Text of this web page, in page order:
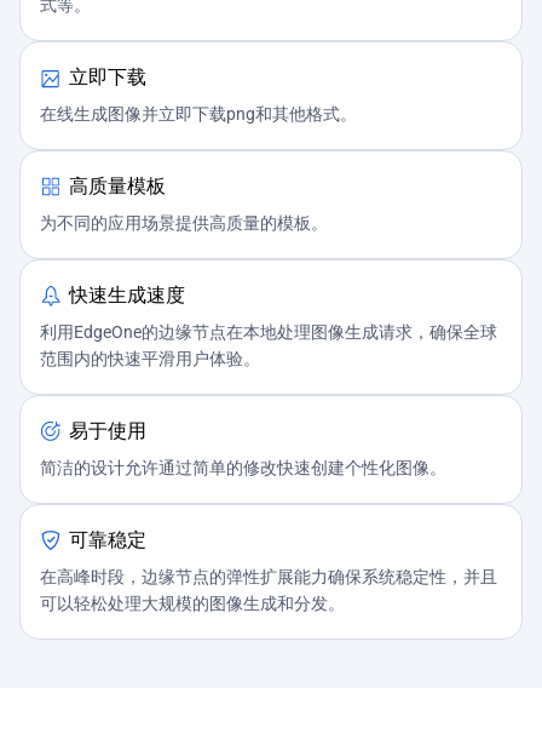
式等。
立即下载
在线生成图像并立即下载png和其他格式。
高质量模板
为不同的应用场景提供高质量的模板。
快速生成速度
利用EdgeOne的边缘节点在本地处理图像生成请求，确保全球
范围内的快速平滑用户体验。
易于使用
简洁的设计允许通过简单的修改快速创建个性化图像。
可靠稳定
在高峰时段，边缘节点的弹性扩展能力确保系统稳定性，并且
可以轻松处理大规模的图像生成和分发。